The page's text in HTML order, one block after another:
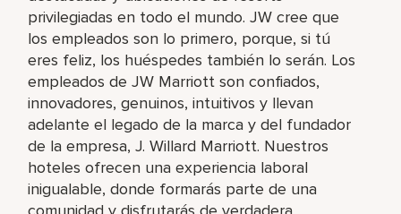
privilegiadas en todo el mundo. JW cree que
los empleados son lo primero, porque, si tú
eres feliz, los huéspedes también lo serán. Los
empleados de JW Marriott son confiados,
innovadores, genuinos, intuitivos y llevan
adelante el legado de la marca y del fundador
de la empresa, J. Willard Marriott. Nuestros
hoteles ofrecen una experiencia laboral
inigualable, donde formarás parte de una
comunidad y disfrutarás de verdadera